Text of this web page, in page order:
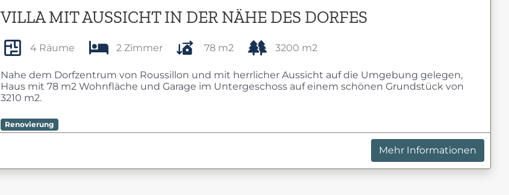
VILLA MIT AUSSICHT IN DER NÄHE DES DORFES
4 Räume 2 Zimmer 78 m2 3200 m2
Nahe dem Dorfzentrum von Roussillon und mit herrlicher Aussicht auf die Umgebung gelegen,
Haus mit 78 m2 Wohnfläche und Garage im Untergeschoss auf einem schönen Grundstück von
3210 m2.
Renovierung
Mehr Informationen